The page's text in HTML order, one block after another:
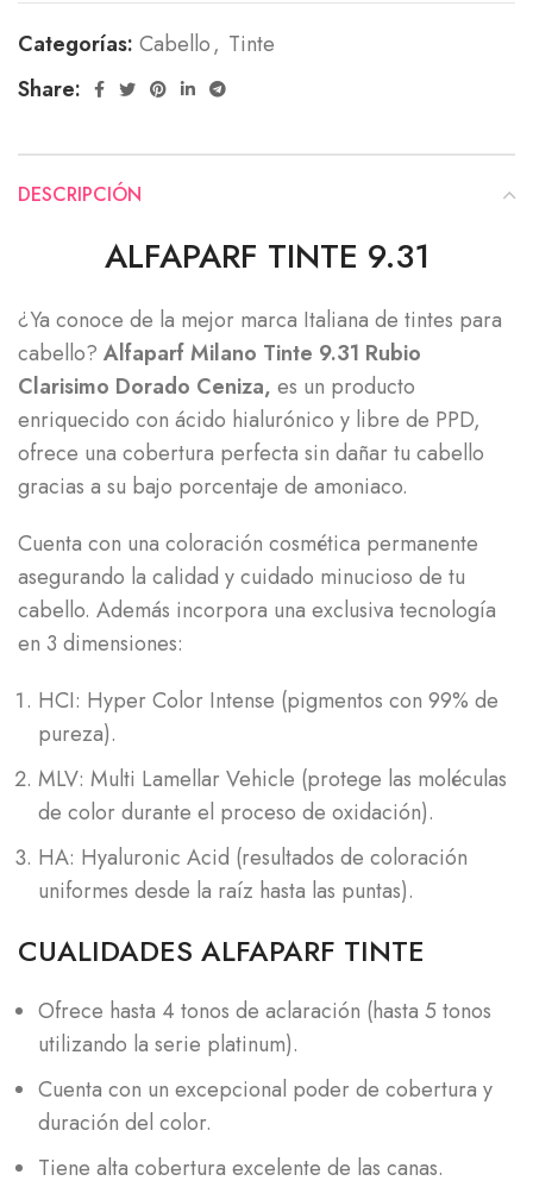
Categorías: Cabello, Tinte
Share:
DESCRIPCIÓN
ALFAPARF TINTE 9.31
¿Ya conoce de la mejor marca Italiana de tintes para
cabello? Alfaparf Milano Tinte 9.31 Rubio
Clarisimo Dorado Ceniza, es un producto
enriquecido con ácido hialurónico y libre de PPD,
ofrece una cobertura perfecta sin dañar tu cabello
gracias a su bajo porcentaje de amoniaco.
Cuenta con una coloración cosmética permanente
asegurando la calidad y cuidado minucioso de tu
cabello. Además incorpora una exclusiva tecnología
en 3 dimensiones:
HCI: Hyper Color Intense (pigmentos con 99% de
pureza).
MLV: Multi Lamellar Vehicle (protege las moléculas
de color durante el proceso de oxidación).
HA: Hyaluronic Acid (resultados de coloración
uniformes desde la raíz hasta las puntas).
CUALIDADES ALFAPARF TINTE
Ofrece hasta 4 tonos de aclaración (hasta 5 tonos
utilizando la serie platinum).
Cuenta con un excepcional poder de cobertura y
duración del color.
Tiene alta cobertura excelente de las canas.